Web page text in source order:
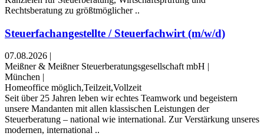
Rechtsberatung zu größtmöglicher ..
Steuerfachangestellte / Steuerfachwirt (m/w/d)
07.08.2026 |
Meißner & Meißner Steuerberatungsgesellschaft mbH |
München |
Homeoffice möglich,Teilzeit,Vollzeit
Seit über 25 Jahren leben wir echtes Teamwork und begeistern
unsere Mandanten mit allen klassischen Leistungen der
Steuerberatung – national wie international. Zur Verstärkung unseres
modernen, international ..